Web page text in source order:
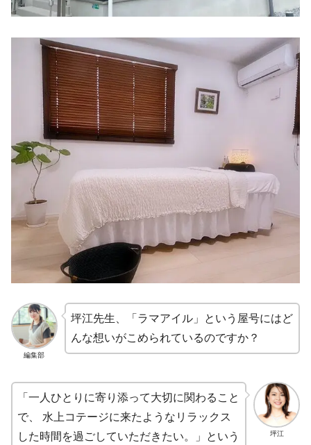
編集部
坪江先生、「ラマアイル」という屋号にはど
んな想いがこめられているのですか？
坪江
「一人ひとりに寄り添って大切に関わること
で、 水上コテージに来たようなリラックス
した時間を過ごしていただきたい。」という